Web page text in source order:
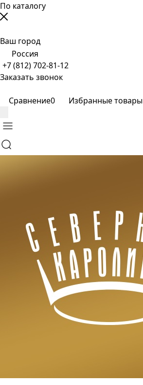
По каталогу
Ваш город
Россия
+7 (812) 702-81-12
Заказать звонок
Сравнение0 Избранные товары